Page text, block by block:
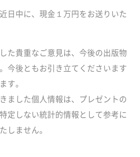
日中に、現金１万円をお送りいた
た貴重なご意見は、今後の出版物
今後ともお引き立てくださいます
す。
ました個人情報は、プレゼントの
定しない統計的情報として参考に
しません。